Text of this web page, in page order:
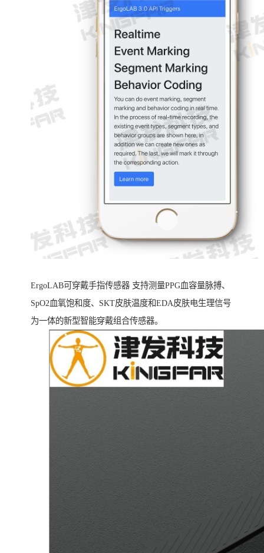
ErgoLAB可穿戴手指传感器 支持测量PPG血容量脉搏、
SpO2血氧饱和度、SKT皮肤温度和EDA皮肤电生理信号
为一体的新型智能穿戴组合传感器。